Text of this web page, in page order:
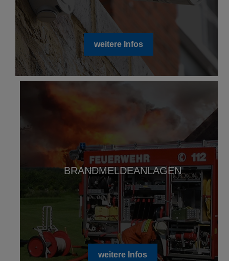
weitere Infos
BRANDMELDEANLAGEN
weitere Infos